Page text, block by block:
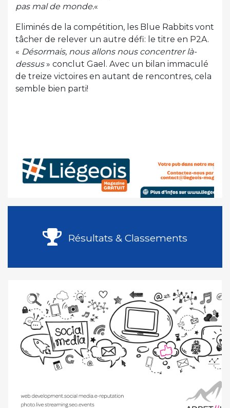
pas mal de monde.«
Eliminés de la compétition, les Blue Rabbits vont
tâcher de relever un autre défi: le titre en P2A.
« Désormais, nous allons nous concentrer là-
dessus» conclut Gael. Avec un bilan immaculé
de treize victoires en autant de rencontres, cela
semble bien parti!
Résultats & Classements